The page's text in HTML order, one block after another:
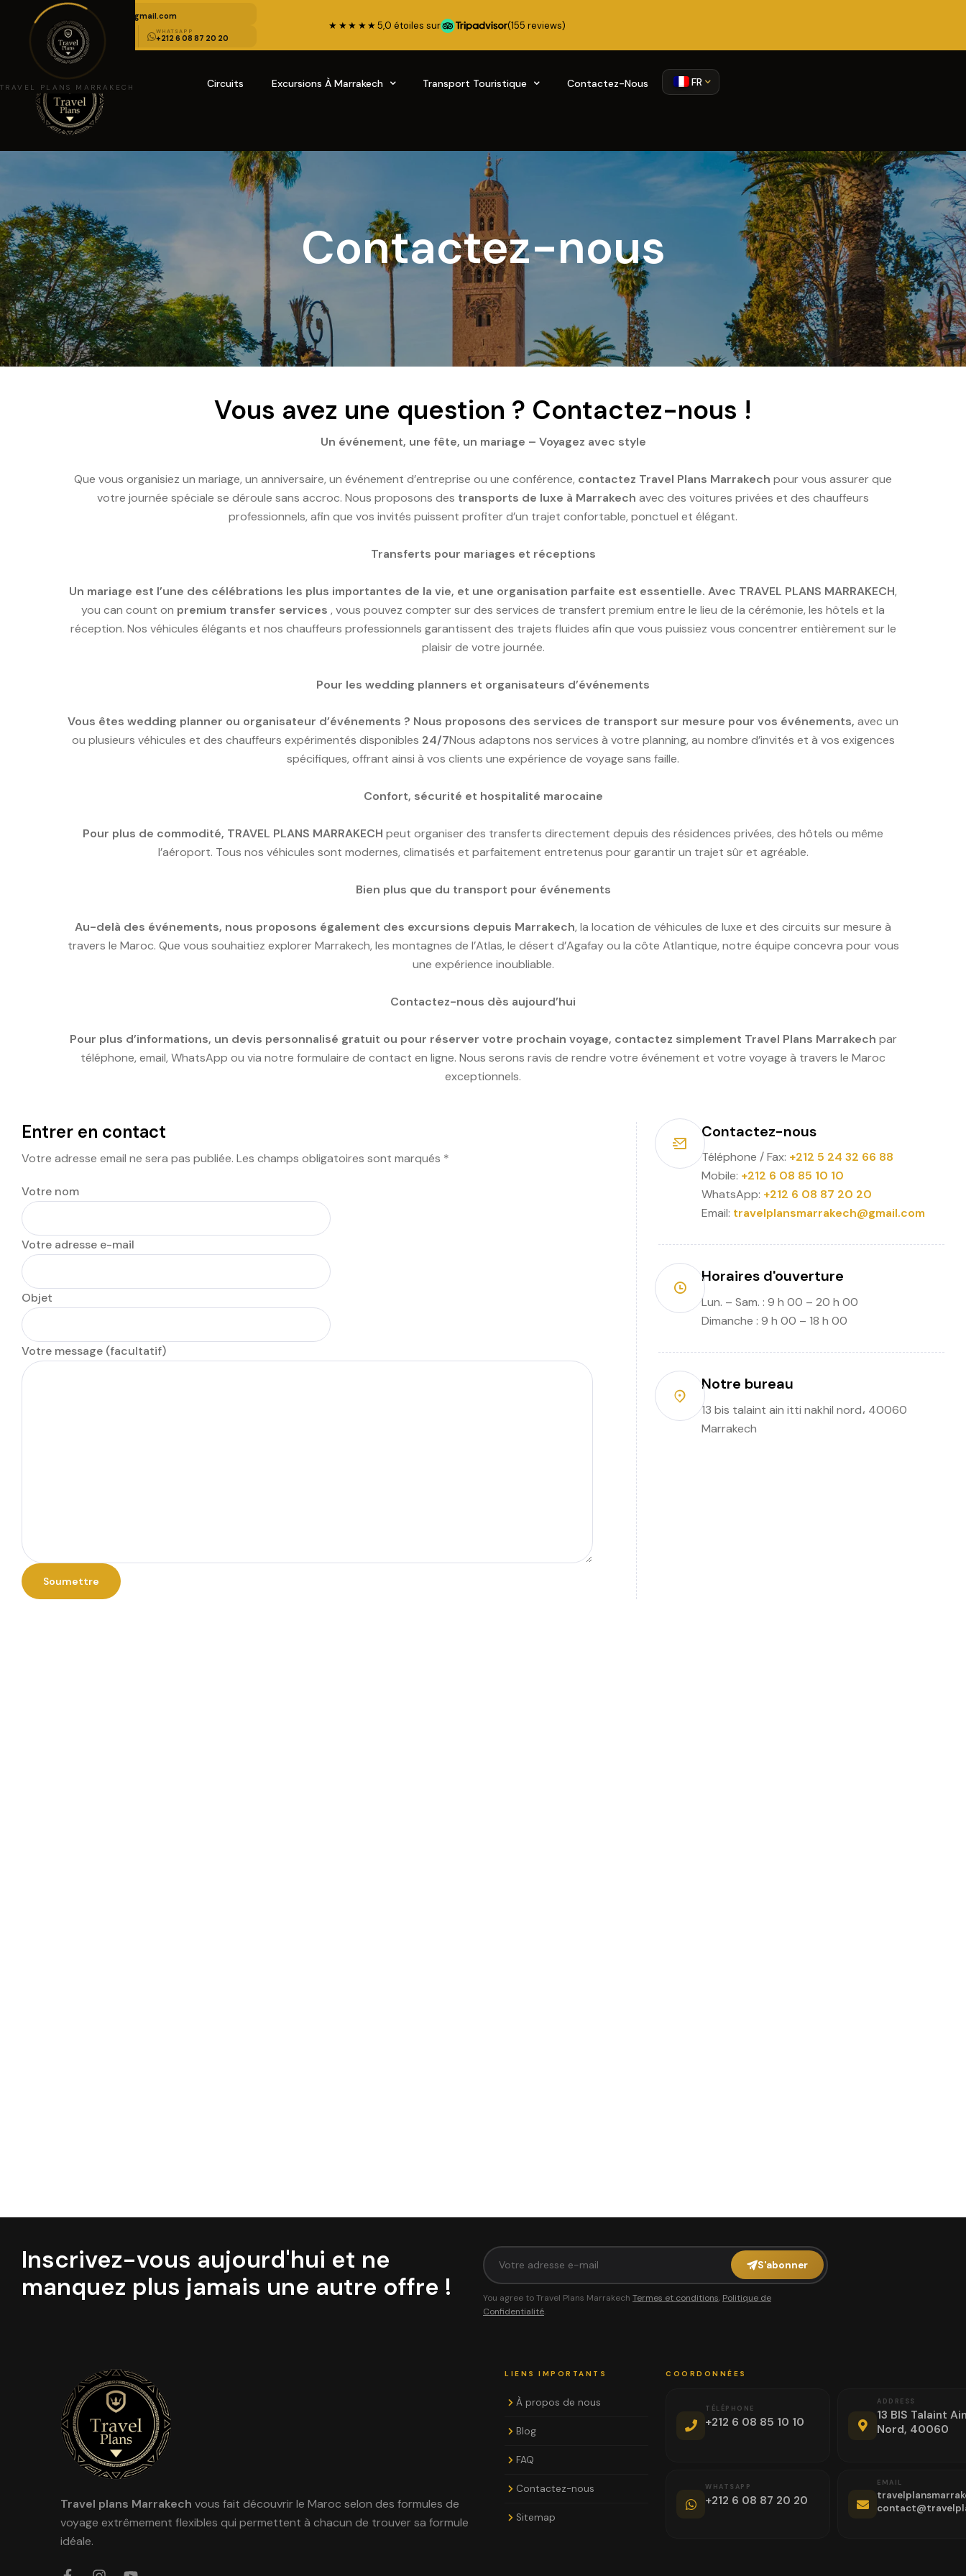
TRAVEL PLANS MARRAKECH
EMAIL US
travelplansmarrakech@gmail.com
APPELEZ-NOUS
+212 6 08 85 10 10
WHATSAPP
+212 6 08 87 20 20
★★★★★5,0 étoiles sur (155 reviews)
Circuits Excursions À Marrakech Transport Touristique Contactez-Nous FR
Contactez-nous
Vous avez une question ? Contactez-nous !
Un événement, une fête, un mariage – Voyagez avec style
Que vous organisiez un mariage, un anniversaire, un événement d’entreprise ou une conférence, contactez Travel Plans Marrakech pour vous assurer que
votre journée spéciale se déroule sans accroc. Nous proposons des transports de luxe à Marrakech avec des voitures privées et des chauffeurs
professionnels, afin que vos invités puissent profiter d’un trajet confortable, ponctuel et élégant.
Transferts pour mariages et réceptions
Un mariage est l’une des célébrations les plus importantes de la vie, et une organisation parfaite est essentielle. Avec TRAVEL PLANS MARRAKECH,
you can count on premium transfer services , vous pouvez compter sur des services de transfert premium entre le lieu de la cérémonie, les hôtels et la
réception. Nos véhicules élégants et nos chauffeurs professionnels garantissent des trajets fluides afin que vous puissiez vous concentrer entièrement sur le
plaisir de votre journée.
Pour les wedding planners et organisateurs d’événements
Vous êtes wedding planner ou organisateur d’événements ? Nous proposons des services de transport sur mesure pour vos événements, avec un
ou plusieurs véhicules et des chauffeurs expérimentés disponibles 24/7Nous adaptons nos services à votre planning, au nombre d’invités et à vos exigences
spécifiques, offrant ainsi à vos clients une expérience de voyage sans faille.
Confort, sécurité et hospitalité marocaine
Pour plus de commodité, TRAVEL PLANS MARRAKECH peut organiser des transferts directement depuis des résidences privées, des hôtels ou même
l’aéroport. Tous nos véhicules sont modernes, climatisés et parfaitement entretenus pour garantir un trajet sûr et agréable.
Bien plus que du transport pour événements
Au-delà des événements, nous proposons également des excursions depuis Marrakech, la location de véhicules de luxe et des circuits sur mesure à
travers le Maroc. Que vous souhaitiez explorer Marrakech, les montagnes de l’Atlas, le désert d’Agafay ou la côte Atlantique, notre équipe concevra pour vous
une expérience inoubliable.
Contactez-nous dès aujourd’hui
Pour plus d’informations, un devis personnalisé gratuit ou pour réserver votre prochain voyage, contactez simplement Travel Plans Marrakech par
téléphone, email, WhatsApp ou via notre formulaire de contact en ligne. Nous serons ravis de rendre votre événement et votre voyage à travers le Maroc
exceptionnels.
Entrer en contact
Votre adresse email ne sera pas publiée. Les champs obligatoires sont marqués *
Votre nom
Votre adresse e-mail
Objet
Votre message (facultatif)
Contactez-nous
Téléphone / Fax: +212 5 24 32 66 88
Mobile: +212 6 08 85 10 10
WhatsApp: +212 6 08 87 20 20
Email: travelplansmarrakech@gmail.com
Horaires d'ouverture
Lun. – Sam. : 9 h 00 – 20 h 00
Dimanche : 9 h 00 – 18 h 00
Notre bureau
13 bis talaint ain itti nakhil nord، 40060
Marrakech
Inscrivez-vous aujourd'hui et ne
manquez plus jamais une autre offre !
S'abonner
You agree to Travel Plans Marrakech Termes et conditions, Politique de
Confidentialité.
Travel plans Marrakech vous fait découvrir le Maroc selon des formules de
voyage extrêmement flexibles qui permettent à chacun de trouver sa formule
idéale.
LIENS IMPORTANTS
À propos de nous
Blog
FAQ
Contactez-nous
Sitemap
COORDONNÉES
TÉLÉPHONE
+212 6 08 85 10 10
ADDRESS
13 BIS Talaint
Nord, 40060
WHATSAPP
+212 6 08 87 20 20
EMAIL